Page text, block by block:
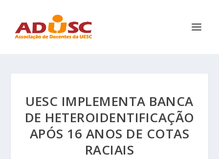
UESC IMPLEMENTA BANCA
DE HETEROIDENTIFICAÇÃO
APÓS 16 ANOS DE COTAS
RACIAIS